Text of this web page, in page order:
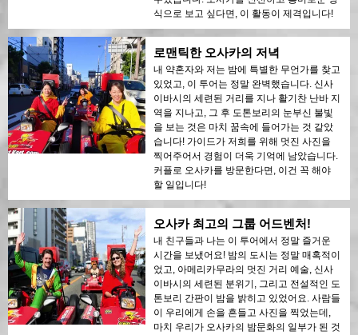
식으로 보고 싶다면, 이 활동이 제격입니다!
로맨틱한 오사카의 저녁
내 약혼자와 저는 밤에 특별한 무언가를 찾고
있었고, 이 투어는 정말 완벽했습니다. 신사
이바시의 세련된 거리를 지나 활기찬 난바 지
역을 지나고, 그 후 도톤보리의 눈부신 불빛
을 보는 것은 마치 꿈속에 들어가는 것 같았
습니다! 가이드가 저희를 위해 멋진 사진을
찍어주어서 경험이 더욱 기억에 남았습니다.
커플로 오사카를 방문한다면, 이건 꼭 해야
할 일입니다!
오사카 최고의 그룹 어드벤처!
내 친구들과 나는 이 투어에서 정말 즐거운
시간을 보냈어요! 밤의 도시는 정말 매혹적이
었고, 아메리카무라의 멋진 거리 예술, 신사
이바시의 세련된 분위기, 그리고 전설적인 도
톤보리 간판이 밤을 밝히고 있었어요. 사람들
이 우리에게 손을 흔들고 사진을 찍었는데,
마치 우리가 오사카의 밤문화의 일부가 된 것